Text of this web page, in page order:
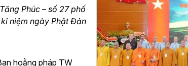
Phúc – số 27 phố
niệm ngày Phật Đản
hoằng pháp TW